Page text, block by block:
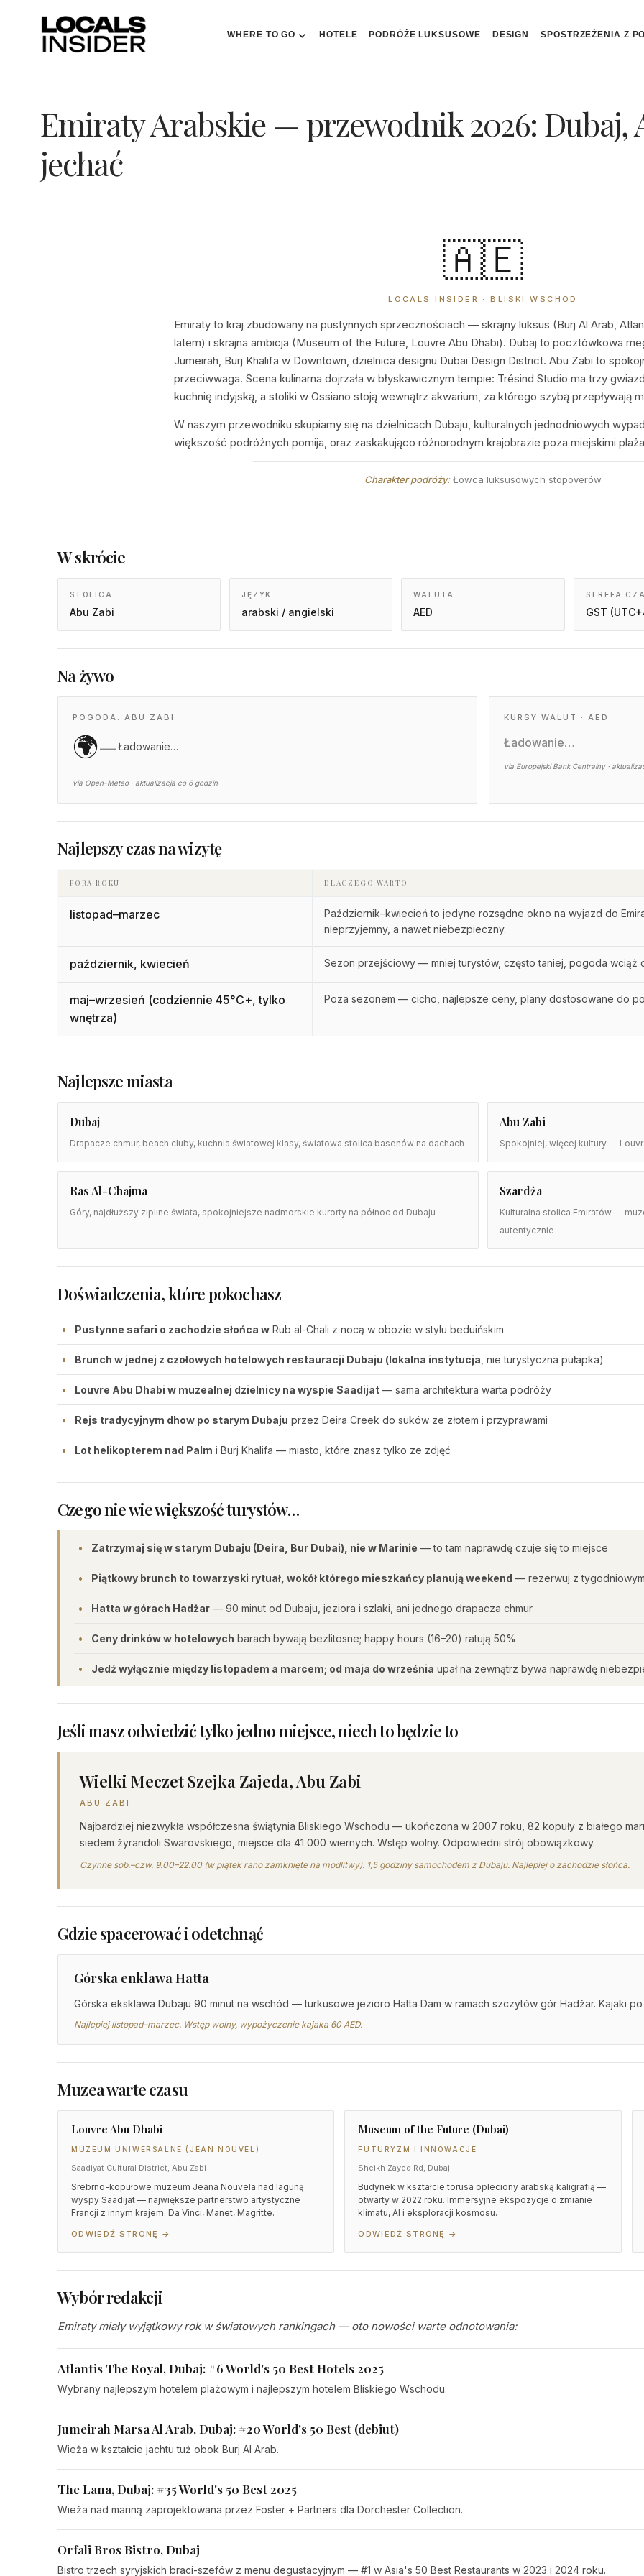
WHERE TO GO HOTELE PODRÓŻE LUKSUSOWE DESIGN SPOSTRZEŻENIA Z
Emiraty Arabskie — przewodnik 2026: Dubaj,
jechać
🇦🇪
LOCALS INSIDER · BLISKI WSCHÓD
Emiraty to kraj zbudowany na pustynnych sprzecznościach — skrajny luksus (Burj Al Arab,
latem) i skrajna ambicja (Museum of the Future, Louvre Abu Dhabi). Dubaj to pocztówkowa
Jumeirah, Burj Khalifa w Downtown, dzielnica designu Dubai Design District. Abu Zabi to
przeciwwaga. Scena kulinarna dojrzała w błyskawicznym tempie: Trésind Studio ma trzy
kuchnię indyjską, a stoliki w Ossiano stoją wewnątrz akwarium, za którego szybą przepływają
W naszym przewodniku skupiamy się na dzielnicach Dubaju, kulturalnych jednodniowych
większość podróżnych pomija, oraz zaskakująco różnorodnym krajobrazie poza miejskimi
Charakter podróży:Łowca luksusowych stopoverów
W skrócie
STOLICA
Abu Zabi
JĘZYK
arabski / angielski
WALUTA
AED
STREFA
GST
Na żywo
POGODA: ABU ZABI
🌍—Ładowanie…
via Open-Meteo · aktualizacja co 6 godzin
KURSY WALUT · AED
Ładowanie…
via Europejski Bank Centralny ·
Najlepszy czas na wizytę
PORA ROKU DLACZEGO WARTO
listopad–marzec
Październik–kwiecień to jedyne rozsądne okno na wyjazd do
nieprzyjemny, a nawet niebezpieczny.
październik, kwiecień Sezon przejściowy — mniej turystów, często taniej, pogoda wciąż
maj–wrzesień (codziennie 45°C+, tylko
wnętrza)
Poza sezonem — cicho, najlepsze ceny, plany dostosowane do
Najlepsze miasta
Dubaj
Drapacze chmur, beach cluby, kuchnia światowej klasy, światowa stolica basenów na dachach
Abu Zabi
Spokojniej, więcej kultury —
Ras Al-Chajma
Góry, najdłuższy zipline świata, spokojniejsze nadmorskie kurorty na północ od Dubaju
Szardża
Kulturalna stolica Emiratów —
autentycznie
Doświadczenia, które pokochasz
Pustynne safari o zachodzie słońca w Rub al-Chali z nocą w obozie w stylu beduińskim
Brunch w jednej z czołowych hotelowych restauracji Dubaju (lokalna instytucja , nie turystyczna pułapka)
Louvre Abu Dhabi w muzealnej dzielnicy na wyspie Saadijat — sama architektura warta podróży
Rejs tradycyjnym dhow po starym Dubaju przez Deira Creek do suków ze złotem i przyprawami
Lot helikopterem nad Palm i Burj Khalifa — miasto, które znasz tylko ze zdjęć
Czego nie wie większość turystów…
Zatrzymaj się w starym Dubaju (Deira, Bur Dubai), nie w Marinie — to tam naprawdę czuje się to miejsce
Piątkowy brunch to towarzyski rytuał, wokół którego mieszkańcy planują weekend — rezerwuj z
Hatta w górach Hadżar — 90 minut od Dubaju, jeziora i szlaki, ani jednego drapacza chmur
Ceny drinków w hotelowych barach bywają bezlitosne; happy hours (16–20) ratują 50%
Jedź wyłącznie między listopadem a marcem; od maja do września upał na zewnątrz bywa naprawdę
Jeśli masz odwiedzić tylko jedno miejsce, niech to będzie to
Wielki Meczet Szejka Zajeda, Abu Zabi
ABU ZABI
Najbardziej niezwykła współczesna świątynia Bliskiego Wschodu — ukończona w 2007 roku, 82 kopuły z białego
siedem żyrandoli Swarovskiego, miejsce dla 41 000 wiernych. Wstęp wolny. Odpowiedni strój obowiązkowy.
Czynne sob.–czw. 9.00–22.00 (w piątek rano zamknięte na modlitwy). 1,5 godziny samochodem z Dubaju. Najlepiej o zachodzie słońca.
Gdzie spacerować i odetchnąć
Górska enklawa Hatta
Górska eksklawa Dubaju 90 minut na wschód — turkusowe jezioro Hatta Dam w ramach szczytów gór Hadżar. Kajaki
Najlepiej listopad–marzec. Wstęp wolny, wypożyczenie kajaka 60 AED.
Muzea warte czasu
Louvre Abu Dhabi
MUZEUM UNIWERSALNE (JEAN NOUVEL)
Saadiyat Cultural District, Abu Zabi
Srebrno-kopułowe muzeum Jeana Nouvela nad laguną
wyspy Saadijat — największe partnerstwo artystyczne
Francji z innym krajem. Da Vinci, Manet, Magritte.
ODWIEDŹ STRONĘ →
Museum of the Future (Dubai)
FUTURYZM I INNOWACJE
Sheikh Zayed Rd, Dubaj
Budynek w kształcie torusa opleciony arabską kaligrafią —
otwarty w 2022 roku. Immersyjne ekspozycje o zmianie
klimatu, AI i eksploracji kosmosu.
ODWIEDŹ STRONĘ →
Wybór redakcji
Emiraty miały wyjątkowy rok w światowych rankingach — oto nowości warte odnotowania:
Atlantis The Royal, Dubaj: #6 World's 50 Best Hotels 2025
Wybrany najlepszym hotelem plażowym i najlepszym hotelem Bliskiego Wschodu.
Jumeirah Marsa Al Arab, Dubaj: #20 World's 50 Best (debiut)
Wieża w kształcie jachtu tuż obok Burj Al Arab.
The Lana, Dubaj: #35 World's 50 Best 2025
Wieża nad mariną zaprojektowana przez Foster + Partners dla Dorchester Collection.
Orfali Bros Bistro, Dubaj
Bistro trzech syryjskich braci-szefów z menu degustacyjnym — #1 w Asia's 50 Best Restaurants w 2023 i 2024 roku.